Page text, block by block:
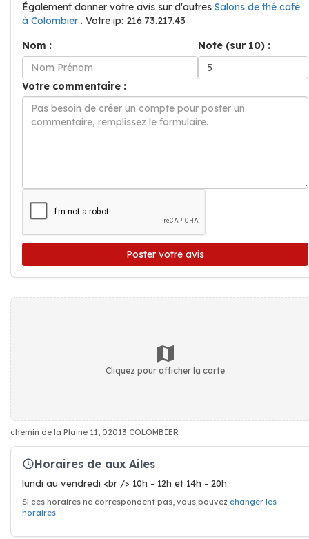
Également donner votre avis sur d'autres Salons de thé café
à Colombier . Votre ip: 216.73.217.43
Nom :
Note (sur 10) :
Votre commentaire :
Poster votre avis
Cliquez pour afficher la carte
chemin de la Plaine 11, 02013 COLOMBIER
Horaires de aux Ailes
lundi au vendredi <br /> 10h - 12h et 14h - 20h
Si ces horaires ne correspondent pas, vous pouvez changer les
horaires.